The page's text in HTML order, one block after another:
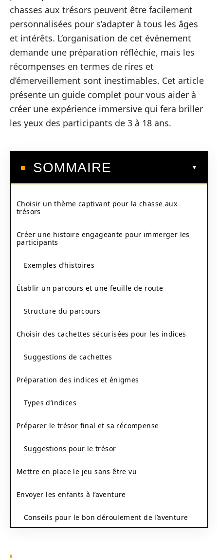
chasses aux trésors peuvent être facilement
personnalisées pour s’adapter à tous les âges
et intérêts. L’organisation de cet événement
demande une préparation réfléchie, mais les
récompenses en termes de rires et
d’émerveillement sont inestimables. Cet article
présente un guide complet pour vous aider à
créer une expérience immersive qui fera briller
les yeux des participants de 3 à 18 ans.
SOMMAIRE
Choisir un thème captivant pour la chasse aux
trésors
Créer une histoire engageante pour immerger les
participants
Exemples d’histoires
Établir un parcours et une feuille de route
Structure du parcours
Choisir des cachettes sécurisées pour les indices
Suggestions de cachettes
Préparation des indices et énigmes
Types d’indices
Préparer le trésor final et sa récompense
Suggestions pour le trésor
Mettre en place le jeu sans être vu
Envoyer les enfants à l’aventure
Conseils pour le bon déroulement de l’aventure